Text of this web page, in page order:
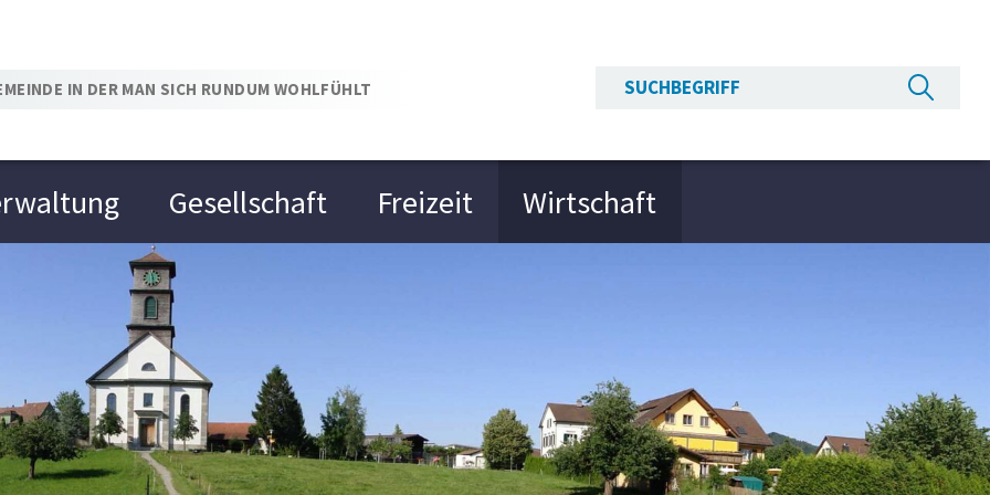
IN DER MAN SICH RUNDUM WOHLFÜHLT Suchbegriff
Suche
Gesellschaft Freizeit Wirtschaft